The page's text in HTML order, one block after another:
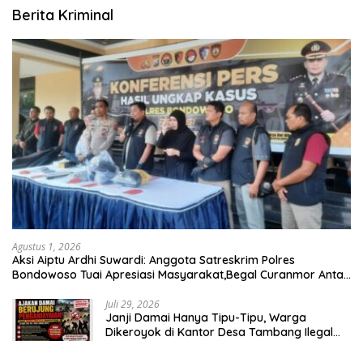
Berita Kriminal
Agustus 1, 2026
Aksi Aiptu Ardhi Suwardi: Anggota Satreskrim Polres
Bondowoso Tuai Apresiasi Masyarakat,Begal Curanmor Antar
Juli 29, 2026
Janji Damai Hanya Tipu-Tipu, Warga
Dikeroyok di Kantor Desa Tambang Ilegal